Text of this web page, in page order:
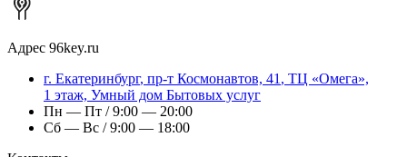
Адрес 96key.ru
г. Екатеринбург, пр-т Космонавтов, 41, ТЦ «Омега»,
1 этаж, Умный дом Бытовых услуг
Пн — Пт / 9:00 — 20:00
Сб — Вс / 9:00 — 18:00